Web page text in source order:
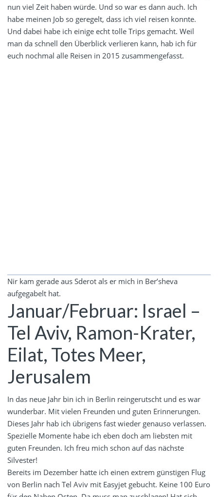
nun viel Zeit haben würde. Und so war es dann auch. Ich
habe meinen Job so geregelt, dass ich viel reisen konnte.
Und dabei habe ich einige echt tolle Trips gemacht. Weil
man da schnell den Überblick verlieren kann, hab ich für
euch nochmal alle Reisen in 2015 zusammengefasst.
Nir kam gerade aus Sderot als er mich in Ber’sheva
aufgegabelt hat.
Januar/Februar: Israel –
Tel Aviv, Ramon-Krater,
Eilat, Totes Meer,
Jerusalem
In das neue Jahr bin ich in Berlin reingerutscht und es war
wunderbar. Mit vielen Freunden und guten Erinnerungen.
Dieses Jahr hab ich übrigens fast wieder genauso verlassen.
Spezielle Momente habe ich eben doch am liebsten mit
guten Freunden. Ich freu mich schon auf das nächste
Silvester!
Bereits im Dezember hatte ich einen extrem günstigen Flug
von Berlin nach Tel Aviv mit Easyjet gebucht. Keine 100 Euro